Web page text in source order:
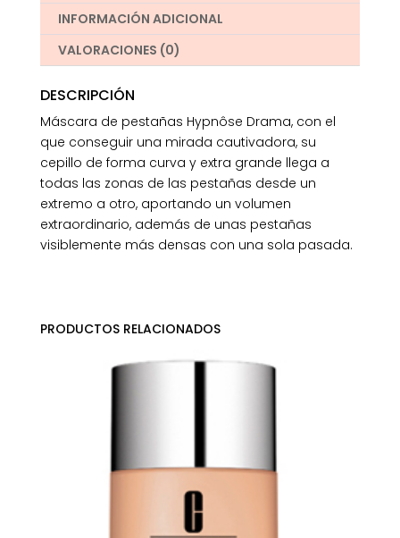
INFORMACIÓN ADICIONAL
VALORACIONES (0)
DESCRIPCIÓN
Máscara de pestañas Hypnôse Drama, con el
que conseguir una mirada cautivadora, su
cepillo de forma curva y extra grande llega a
todas las zonas de las pestañas desde un
extremo a otro, aportando un volumen
extraordinario, además de unas pestañas
visiblemente más densas con una sola pasada.
PRODUCTOS RELACIONADOS